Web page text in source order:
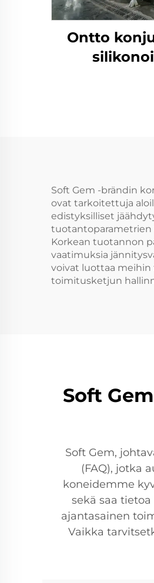
Ontto
Soft Gem -brändin
ovat tarkoitettuja
edistyksilliset
tuotantoparametrien
Korkean tuotannon
vaatimuksia
voivat luottaa meihin
toimitusketjun
Soft
Soft Gem,
(FAQ), jotka
koneidemme
sekä saa
ajantasainen
Vaikka